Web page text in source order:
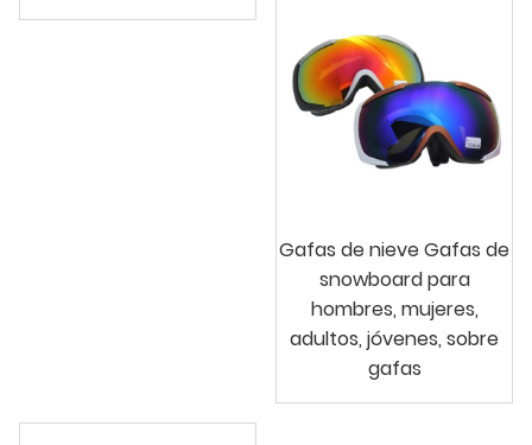
Gafas de nieve Gafas de
snowboard para
hombres, mujeres,
adultos, jóvenes, sobre
gafas